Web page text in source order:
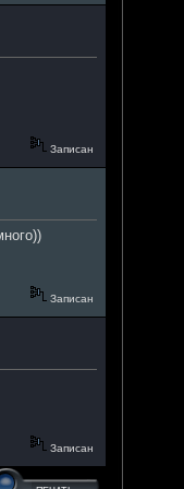
Записан
Записан
Записан